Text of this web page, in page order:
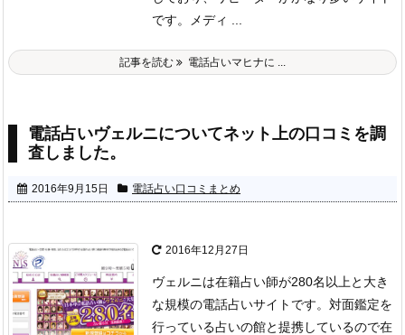
です。
メディ ...
記事を読む 電話占いマヒナに ...
電話占いヴェルニについてネット上の口コミを調
査しました。
2016年9月15日 電話占い口コミまとめ
2016年12月27日
ヴェルニは在籍占い師が280名以上と大き
な規模の電話占いサイトです。対面鑑定を
行っている占いの館と提携しているので在